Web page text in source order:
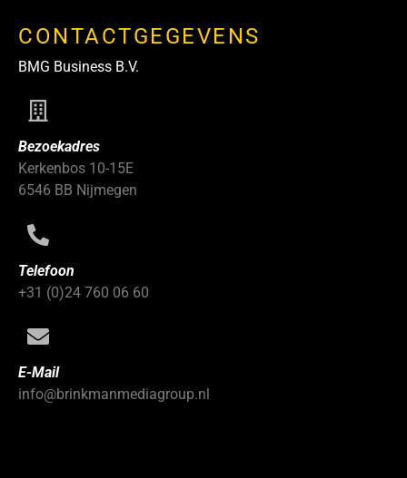
CONTACTGEGEVENS
BMG Business B.V.
Bezoekadres
Kerkenbos 10-15E
6546 BB Nijmegen
Telefoon
+31 (0)24 760 06 60
E-Mail
info@brinkmanmediagroup.nl